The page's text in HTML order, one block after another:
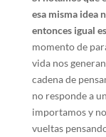
esa misma idea
entonces igual
momento de
vida nos
cadena de
no responde a
importamos y
vueltas